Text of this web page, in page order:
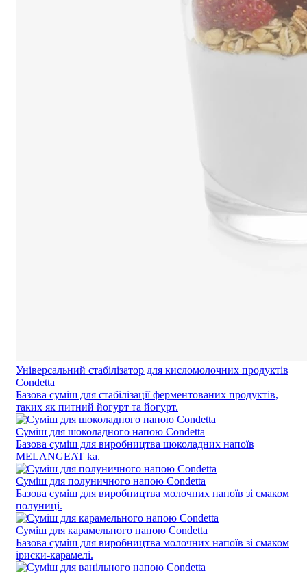
Універсальний стабілізатор для кисломолочних продуктів
Condetta
Базова суміш для стабілізації ферментованих продуктів,
таких як питний йогурт та йогурт.
Суміш для шоколадного напою Condetta
Базова суміш для виробництва шоколадних напоїв
MELANGEAT ka.
Суміш для полуничного напою Condetta
Базова суміш для виробництва молочних напоїв зі смаком
полуниці.
Суміш для карамельного напою Condetta
Базова суміш для виробництва молочних напоїв зі смаком
іриски-карамелі.